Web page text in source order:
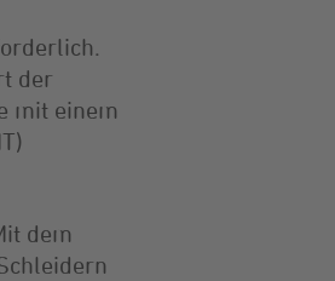
der
mit einem
dem